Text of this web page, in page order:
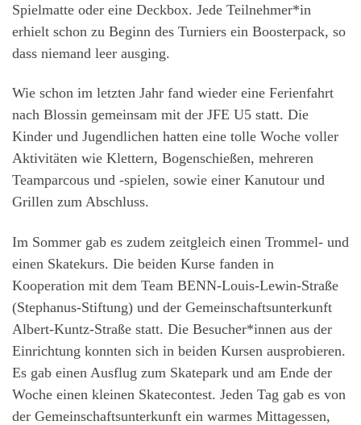
Spielmatte oder eine Deckbox. Jede Teilnehmer*in
erhielt schon zu Beginn des Turniers ein Boosterpack, so
dass niemand leer ausging.
Wie schon im letzten Jahr fand wieder eine Ferienfahrt
nach Blossin gemeinsam mit der JFE U5 statt. Die
Kinder und Jugendlichen hatten eine tolle Woche voller
Aktivitäten wie Klettern, Bogenschießen, mehreren
Teamparcous und -spielen, sowie einer Kanutour und
Grillen zum Abschluss.
Im Sommer gab es zudem zeitgleich einen Trommel- und
einen Skatekurs. Die beiden Kurse fanden in
Kooperation mit dem Team BENN-Louis-Lewin-Straße
(Stephanus-Stiftung) und der Gemeinschaftsunterkunft
Albert-Kuntz-Straße statt. Die Besucher*innen aus der
Einrichtung konnten sich in beiden Kursen ausprobieren.
Es gab einen Ausflug zum Skatepark und am Ende der
Woche einen kleinen Skatecontest. Jeden Tag gab es von
der Gemeinschaftsunterkunft ein warmes Mittagessen,